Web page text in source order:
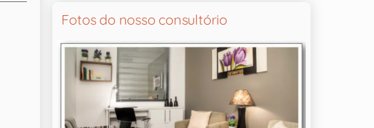
Fotos do nosso consultório